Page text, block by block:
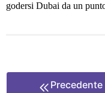
godersi Dubai da un
Precedente